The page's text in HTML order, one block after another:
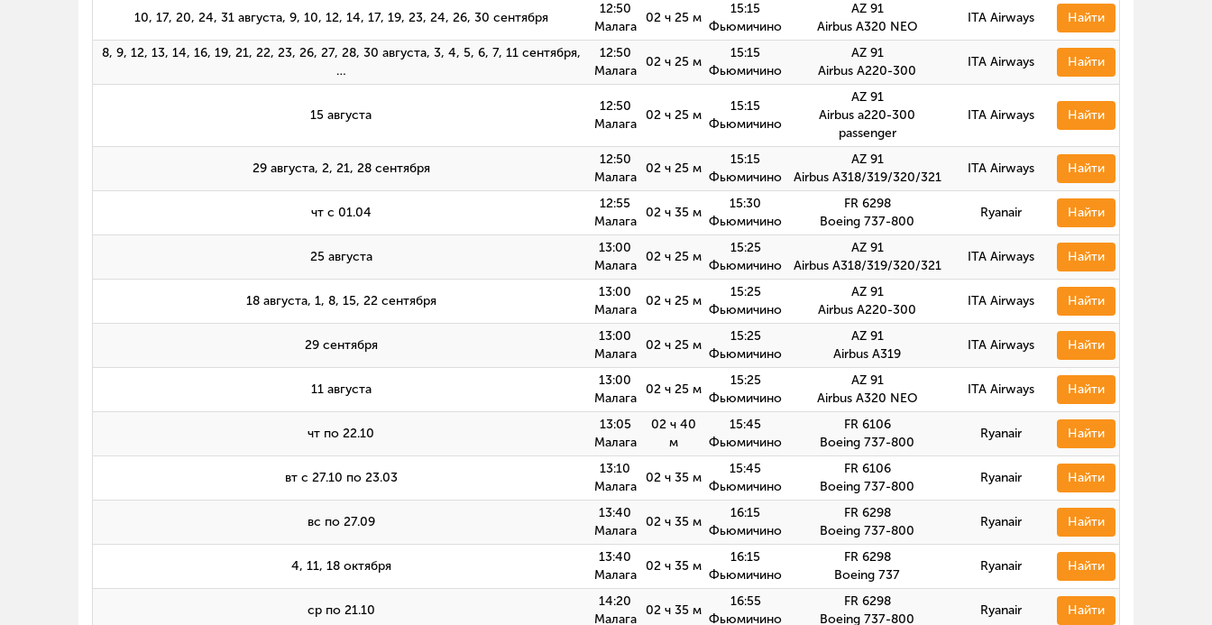
10, 17, 20, 24, 31 августа, 9, 10, 12, 14, 17, 19, 23, 24, 26, 30 сентября
12:50
Малага
02 ч 25 м
15:15
Фьюмичино
AZ 91
Airbus A320 NEO
ITA Airways Найти
8, 9, 12, 13, 14, 16, 19, 21, 22, 23, 26, 27, 28, 30 августа, 3, 4, 5, 6, 7, 11 сентября,
…
12:50
Малага
02 ч 25 м
15:15
Фьюмичино
AZ 91
Airbus A220-300
ITA Airways Найти
15 августа
12:50
Малага
02 ч 25 м
15:15
Фьюмичино
AZ 91
Airbus a220-300
passenger
ITA Airways Найти
29 августа, 2, 21, 28 сентября
12:50
Малага
02 ч 25 м
15:15
Фьюмичино
AZ 91
Airbus A318/319/320/321
ITA Airways Найти
чт с 01.04
12:55
Малага
02 ч 35 м
15:30
Фьюмичино
FR 6298
Boeing 737-800
Ryanair Найти
25 августа
13:00
Малага
02 ч 25 м
15:25
Фьюмичино
AZ 91
Airbus A318/319/320/321
ITA Airways Найти
18 августа, 1, 8, 15, 22 сентября
13:00
Малага
02 ч 25 м
15:25
Фьюмичино
AZ 91
Airbus A220-300
ITA Airways Найти
29 сентября
13:00
Малага
02 ч 25 м
15:25
Фьюмичино
AZ 91
Airbus A319
ITA Airways Найти
11 августа
13:00
Малага
02 ч 25 м
15:25
Фьюмичино
AZ 91
Airbus A320 NEO
ITA Airways Найти
чт по 22.10
13:05
Малага
02 ч 40
м
15:45
Фьюмичино
FR 6106
Boeing 737-800
Ryanair Найти
вт с 27.10 по 23.03
13:10
Малага
02 ч 35 м
15:45
Фьюмичино
FR 6106
Boeing 737-800
Ryanair Найти
вс по 27.09
13:40
Малага
02 ч 35 м
16:15
Фьюмичино
FR 6298
Boeing 737-800
Ryanair Найти
4, 11, 18 октября
13:40
Малага
02 ч 35 м
16:15
Фьюмичино
FR 6298
Boeing 737
Ryanair Найти
ср по 21.10
14:20
Малага
02 ч 35 м
16:55
Фьюмичино
FR 6298
Boeing 737-800
Ryanair Найти